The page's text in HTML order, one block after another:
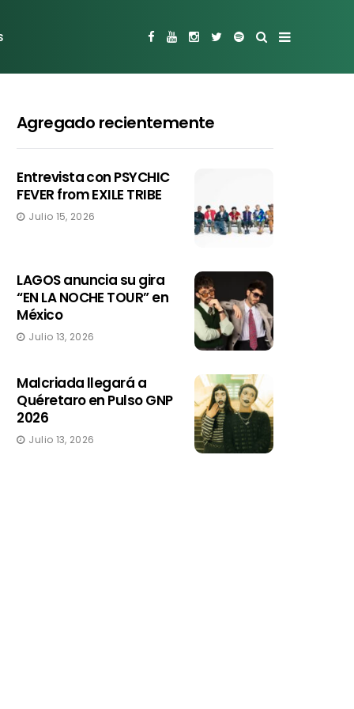
Agregado recientemente
Entrevista con PSYCHIC
FEVER from EXILE TRIBE
Julio 15, 2026
LAGOS anuncia su gira
“EN LA NOCHE TOUR” en
México
Julio 13, 2026
Malcriada llegará a
Quéretaro en Pulso GNP
2026
Julio 13, 2026